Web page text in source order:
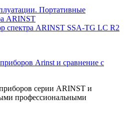
Портативные
ARINST
спектра ARINST SSA-TG LC R2
Arinst и сравнение с
серии ARINST и
профессиональными